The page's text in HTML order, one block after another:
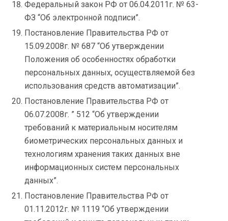
Федеральный закон РФ от 06.04.2011г. № 63-
ФЗ “Об электронной подписи”.
Постановление Правительства РФ от
15.09.2008г. № 687 “Об утверждении
Положения об особенностях обработки
персональных данных, осуществляемой без
использования средств автоматизации”.
Постановление Правительства РФ от
06.07.2008г. ” 512 “Об утверждении
требований к материальным носителям
биометрических персональных данных и
технологиям хранения таких данных вне
информационных систем персональных
данных”.
Постановление Правительства РФ от
01.11.2012г. № 1119 “Об утверждении